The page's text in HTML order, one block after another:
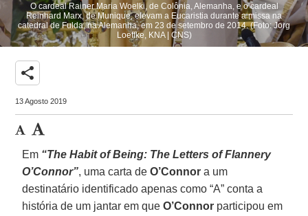
O cardeal Rainer Maria Woelki, de Colônia, Alemanha, e o cardeal
Reinhard Marx, de Munique, elevam a Eucaristia durante a missa na
catedral de Fulda, na Alemanha, em 23 de setembro de 2014. (Foto: Jorg
Loeffke, KNA | CNS)
share
13 Agosto 2019
Em “The Habit of Being: The Letters of Flannery
O’Connor”, uma carta deO’Connor a um
destinatário identificado apenas como “A” conta a
história de um jantar em queO’Connor participou em